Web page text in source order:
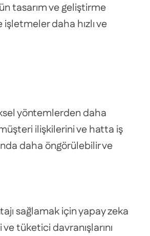
tasarım ve geliştirme
daha hızlı ve
yöntemlerden daha
ilişkilerini ve hatta iş
daha öngörülebilir ve
sağlamak için yapay zeka
tüketici davranışlarını